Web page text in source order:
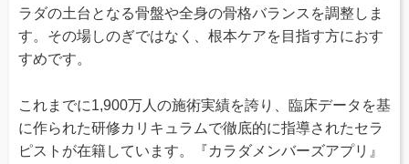
ラダの土台となる骨盤や全身の骨格バランスを調整しま
す。その場しのぎではなく、根本ケアを目指す方におす
すめです。
これまでに1,900万人の施術実績を誇り、臨床データを基
に作られた研修カリキュラムで徹底的に指導されたセラ
ピストが在籍しています。『カラダメンバーズアプリ』